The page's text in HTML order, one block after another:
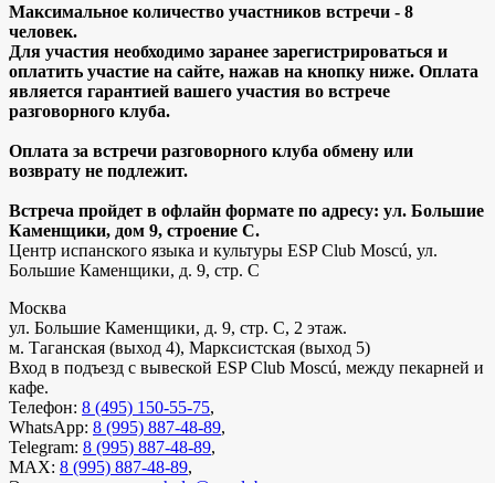
Максимальное количество участников встречи - 8
человек.
Для участия необходимо заранее зарегистрироваться и
оплатить участие на сайте, нажав на кнопку ниже. Оплата
является гарантией вашего участия во встрече
разговорного клуба.
Оплата за встречи разговорного клуба обмену или
возврату не подлежит.
Встреча пройдет в офлайн формате по адресу: ул. Большие
Каменщики, дом 9, строение С.
Центр испанского языка и культуры ESP Club Moscú, ул.
Большие Каменщики, д. 9, стр. С
Москва
ул. Большие Каменщики, д. 9, стр. С, 2 этаж.
м. Таганская (выход 4), Марксистская (выход 5)
Вход в подъезд с вывеской ESP Club Moscú, между пекарней и
кафе.
Телефон: 8 (495) 150-55-75,
WhatsApp: 8 (995) 887-48-89,
Telegram: 8 (995) 887-48-89,
MAX: 8 (995) 887-48-89,